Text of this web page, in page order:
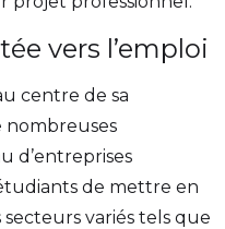
vers l’emploi
centre de sa
nombreuses
d’entreprises
de mettre en
variés tels que